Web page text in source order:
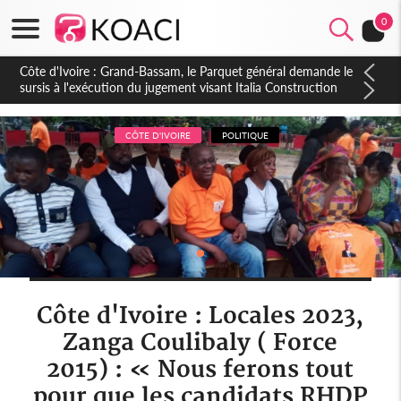
0
Côte d'Ivoire : Indépendance à Dakpadou, la sous-préfète
Hôma Viviane Manissan appelle à une appropriation locale du
PND 2026-2030
CÔTE D'IVOIRE POLITIQUE
Côte d'Ivoire : Locales 2023,
Zanga Coulibaly ( Force
2015) : « Nous ferons tout